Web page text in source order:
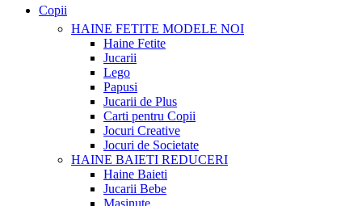
Copii
HAINE FETITE MODELE NOI
Haine Fetite
Jucarii
Lego
Papusi
Jucarii de Plus
Carti pentru Copii
Jocuri Creative
Jocuri de Societate
HAINE BAIETI REDUCERI
Haine Baieti
Jucarii Bebe
Masinute